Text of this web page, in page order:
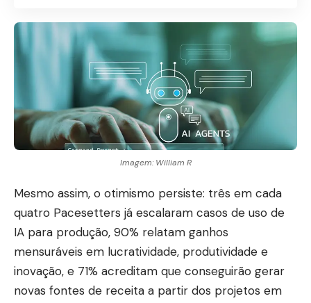
Imagem: William R
Mesmo assim, o otimismo persiste: três em cada
quatro Pacesetters já escalaram casos de uso de
IA para produção, 90% relatam ganhos
mensuráveis em lucratividade, produtividade e
inovação, e 71% acreditam que conseguirão gerar
novas fontes de receita a partir dos projetos em